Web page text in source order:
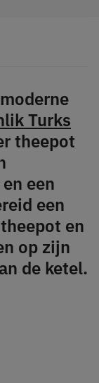
Turks
theepot
een
een
en
op zijn
de ketel.